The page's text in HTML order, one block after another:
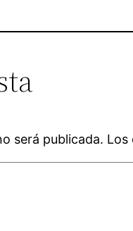
será publicada. Los